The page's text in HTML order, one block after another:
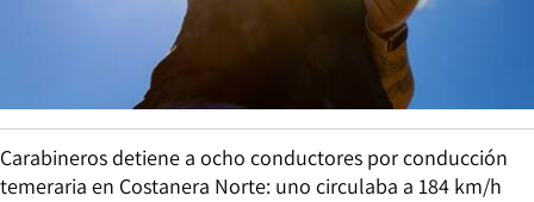
Carabineros detiene a ocho conductores por conducción
temeraria en Costanera Norte: uno circulaba a 184 km/h